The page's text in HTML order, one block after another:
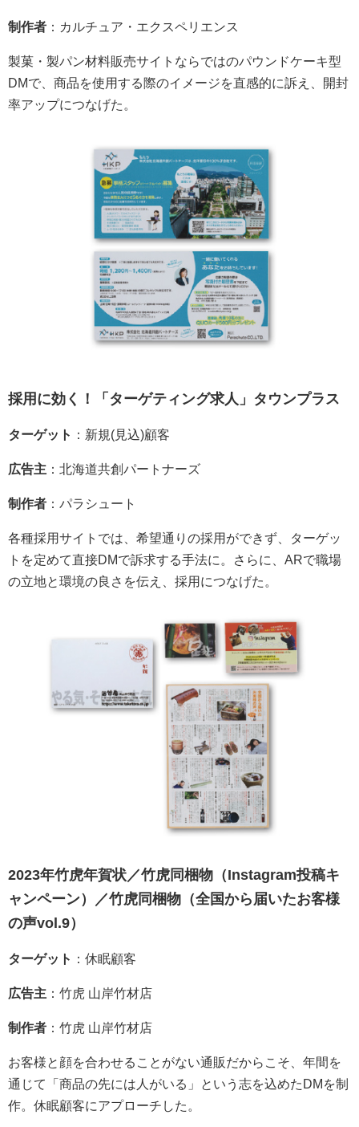
制作者 ：カルチュア・エクスペリエンス
製菓・製パン材料販売サイトならではのパウンドケーキ型
DMで、商品を使用する際のイメージを直感的に訴え、開封
率アップにつなげた。
採用に効く！「ターゲティング求人」タウンプラス
ターゲット ：新規(見込)顧客
広告主 ：北海道共創パートナーズ
制作者 ：パラシュート
各種採用サイトでは、希望通りの採用ができず、ターゲッ
トを定めて直接DMで訴求する手法に。さらに、ARで職場
の立地と環境の良さを伝え、採用につなげた。
2023年竹虎年賀状／竹虎同梱物（Instagram投稿キ
ャンペーン）／竹虎同梱物（全国から届いたお客様
の声vol.9）
ターゲット ：休眠顧客
広告主 ：竹虎 山岸竹材店
制作者 ：竹虎 山岸竹材店
お客様と顔を合わせることがない通販だからこそ、年間を
通じて「商品の先には人がいる」という志を込めたDMを制
作。休眠顧客にアプローチした。